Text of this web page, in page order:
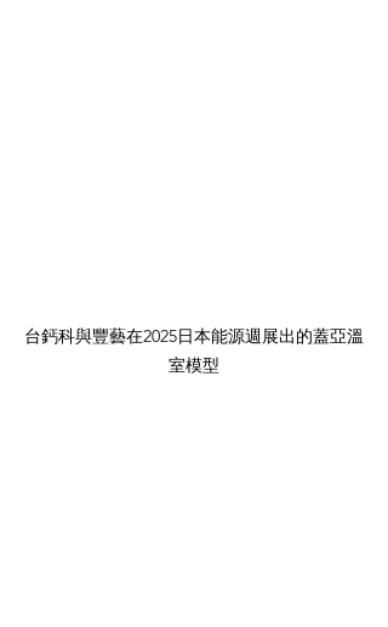
台鈣科與豐藝在2025日本能源週展出的蓋亞溫
室模型